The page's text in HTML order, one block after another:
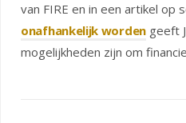
van FIRE en in een artikel op
onafhankelijk worden geeft
mogelijkheden zijn om